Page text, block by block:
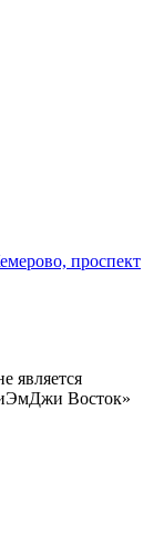
проспект
является
Восток»